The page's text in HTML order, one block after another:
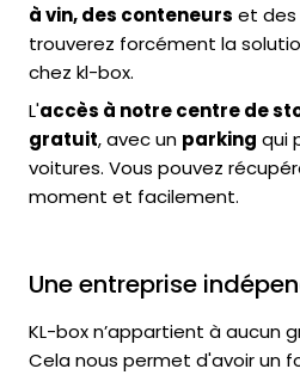
à vin, des conteneurs et des
trouverez forcément la
chez kl-box.
L'accès à notre centre de
gratuit, avec un parking qui
voitures. Vous pouvez
moment et facilement.
Une entreprise
KL-box n’appartient à aucun
Cela nous permet d'avoir un